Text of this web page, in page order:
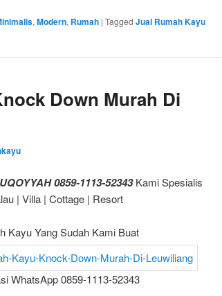
, Modern, Rumah | Tagged Jual Rumah Kayu
Down Murah Di
0859-1113-52343 Kami Spesialis
| Villa | Cottage | Resort
Kayu Yang Sudah Kami Buat
WhatsApp 0859-1113-52343